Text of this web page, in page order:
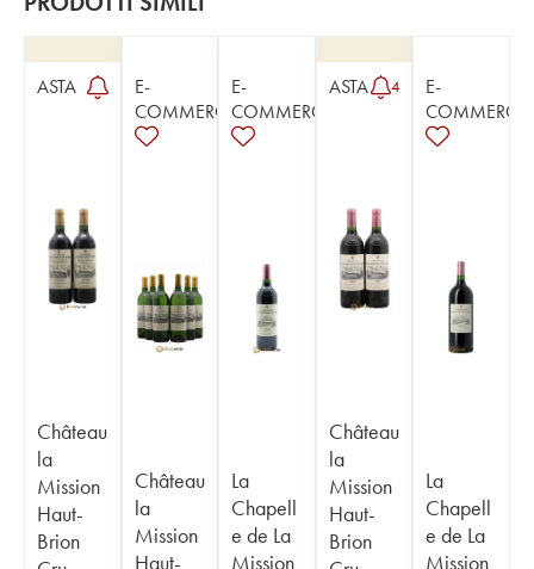
ASTA
Château
la
Mission
Haut-
Brion
E-
COMMERCE
Château
la
Mission
Haut-
E-
COMMERCE
La
Chapell
e de La
Mission
ASTA 4
Château
la
Mission
Haut-
Brion
E-
COMMERCE
La
Chapell
e de La
Mission